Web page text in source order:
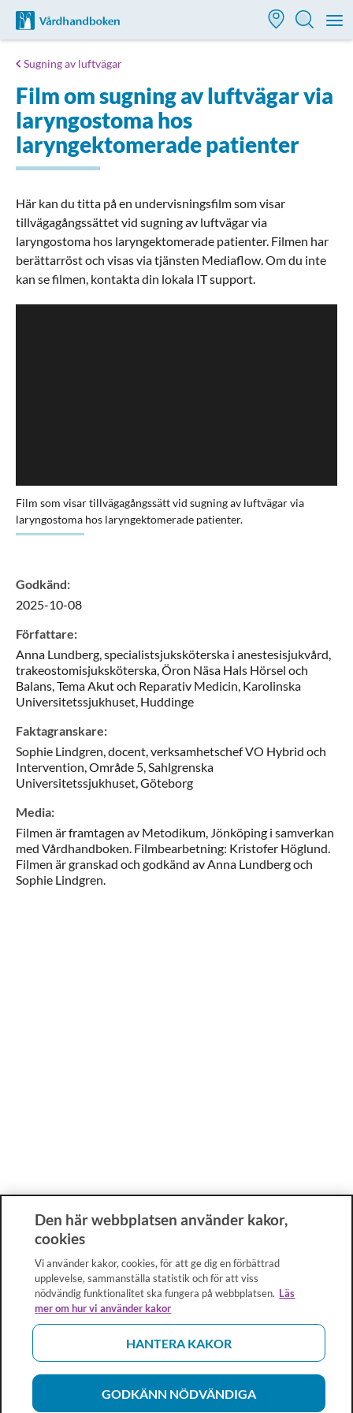
Till startsidan för Vårdhandboken
Sugning av luftvägar
Film om sugning av luftvägar via
laryngostoma hos
laryngektomerade patienter
Här kan du titta på en undervisningsfilm som visar
tillvägagångssättet vid sugning av luftvägar via
laryngostoma hos laryngektomerade patienter. Filmen har
berättarröst och visas via tjänsten Mediaflow. Om du inte
kan se filmen, kontakta din lokala IT support.
Film som visar tillvägagångssätt vid sugning av luftvägar via
laryngostoma hos laryngektomerade patienter.
Godkänd:
2025-10-08
Författare:
Anna Lundberg, specialistsjuksköterska i anestesisjukvård,
trakeostomisjuksköterska, Öron Näsa Hals Hörsel och
Balans, Tema Akut och Reparativ Medicin, Karolinska
Universitetssjukhuset, Huddinge
Faktagranskare:
Sophie Lindgren, docent, verksamhetschef VO Hybrid och
Intervention, Område 5, Sahlgrenska
Universitetssjukhuset, Göteborg
Media:
Filmen är framtagen av Metodikum, Jönköping i samverkan
med Vårdhandboken. Filmbearbetning: Kristofer Höglund.
Filmen är granskad och godkänd av Anna Lundberg och
Sophie Lindgren.
Den här webbplatsen använder kakor,
cookies
Vi använder kakor, cookies, för att ge dig en förbättrad
upplevelse, sammanställa statistik och för att viss
nödvändig funktionalitet ska fungera på webbplatsen. Läs
mer om hur vi använder kakor
HANTERA KAKOR
GODKÄNN NÖDVÄNDIGA